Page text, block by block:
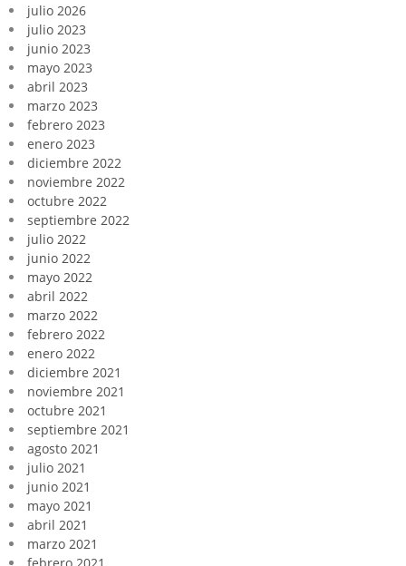
julio 2026
julio 2023
junio 2023
mayo 2023
abril 2023
marzo 2023
febrero 2023
enero 2023
diciembre 2022
noviembre 2022
octubre 2022
septiembre 2022
julio 2022
junio 2022
mayo 2022
abril 2022
marzo 2022
febrero 2022
enero 2022
diciembre 2021
noviembre 2021
octubre 2021
septiembre 2021
agosto 2021
julio 2021
junio 2021
mayo 2021
abril 2021
marzo 2021